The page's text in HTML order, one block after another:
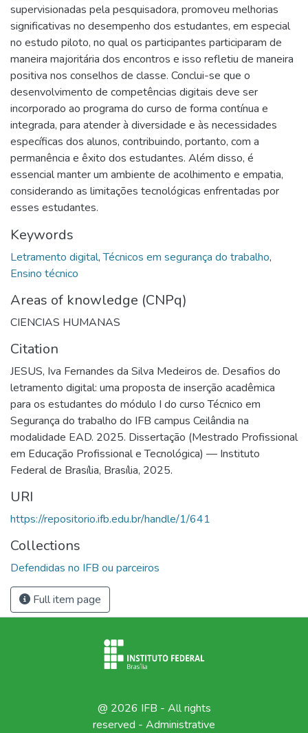
supervisionadas pela pesquisadora, promoveu melhorias
significativas no desempenho dos estudantes, em especial
no estudo piloto, no qual os participantes participaram de
maneira majoritária dos encontros e isso refletiu de maneira
positiva nos conselhos de classe. Conclui-se que o
desenvolvimento de competências digitais deve ser
incorporado ao programa do curso de forma contínua e
integrada, para atender à diversidade e às necessidades
específicas dos alunos, contribuindo, portanto, com a
permanência e êxito dos estudantes. Além disso, é
essencial manter um ambiente de acolhimento e empatia,
considerando as limitações tecnológicas enfrentadas por
esses estudantes.
Keywords
Letramento digital,Técnicos em segurança do trabalho,
Ensino técnico
Areas of knowledge (CNPq)
CIENCIAS HUMANAS
Citation
JESUS, Iva Fernandes da Silva Medeiros de. Desafios do
letramento digital: uma proposta de inserção acadêmica
para os estudantes do módulo I do curso Técnico em
Segurança do trabalho do IFB campus Ceilândia na
modalidade EAD. 2025. Dissertação (Mestrado Profissional
em Educação Profissional e Tecnológica) — Instituto
Federal de Brasília, Brasília, 2025.
URI
https://repositorio.ifb.edu.br/handle/1/641
Collections
Defendidas no IFB ou parceiros
Full item page
@ 2026 IFB - All rights
reserved - Administrative